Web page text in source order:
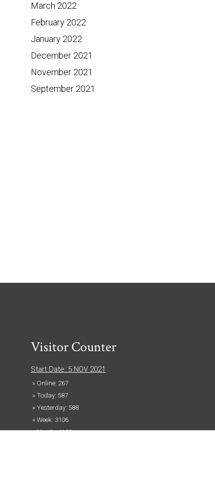
March 2022
February 2022
January 2022
December 2021
November 2021
September 2021
Visitor Counter
Start Date: 5 NOV 2021
» Online: 267
» Today: 587
» Yesterday: 588
» Week: 3106
» Month: 4190